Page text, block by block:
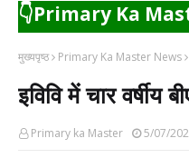
👇Primary Ka
मुख्यपृष्ठ Primary Ka Master News
इविवि में चार वर्षीय
Primary ka Master 5/07/